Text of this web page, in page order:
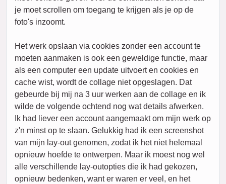
je moet scrollen om toegang te krijgen als je op de
foto's inzoomt.
Het werk opslaan via cookies zonder een account te
moeten aanmaken is ook een geweldige functie, maar
als een computer een update uitvoert en cookies en
cache wist, wordt de collage niet opgeslagen. Dat
gebeurde bij mij na 3 uur werken aan de collage en ik
wilde de volgende ochtend nog wat details afwerken.
Ik had liever een account aangemaakt om mijn werk op
z'n minst op te slaan. Gelukkig had ik een screenshot
van mijn lay-out genomen, zodat ik het niet helemaal
opnieuw hoefde te ontwerpen. Maar ik moest nog wel
alle verschillende lay-outopties die ik had gekozen,
opnieuw bedenken, want er waren er veel, en het